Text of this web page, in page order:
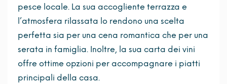
pesce locale. La sua accogliente terrazza e
l’atmosfera rilassata lo rendono una scelta
perfetta sia per una cena romantica che per una
serata in famiglia. Inoltre, la sua carta dei vini
offre ottime opzioni per accompagnare i piatti
principali della casa.